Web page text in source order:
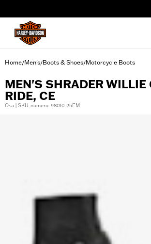
Home/Men's/Boots & Shoes/Motorcycle Boots
MEN'S SHRADER WILLIE
RIDE, CE
Osa | SKU-numero: 98010-25EM